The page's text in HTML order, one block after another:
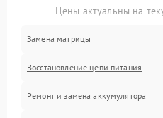
Цены актуальны на
Замена матрицы
Восстановление цепи питания
Ремонт и замена аккумулятора